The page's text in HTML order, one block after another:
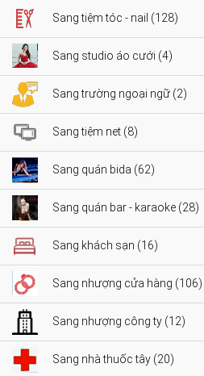
Sang tiệm tóc - nail (128)
Sang studio áo cưới (4)
Sang trường ngoại ngữ (2)
Sang tiệm net (8)
Sang quán bida (62)
Sang quán bar - karaoke (28)
Sang khách sạn (16)
Sang nhượng cửa hàng (106)
Sang nhượng công ty (12)
Sang nhà thuốc tây (20)